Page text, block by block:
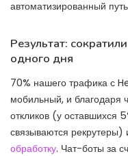
автоматизированный
Результат:
одного дня
70% нашего трафика с
мобильный, и
откликов (у
связываются рекрутеры)
обработку. Чат-боты за